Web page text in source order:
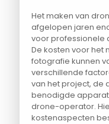
Het maken van
afgelopen jaren
voor professionele
De kosten voor het
fotografie kunnen
verschillende
van het project, de
benodigde
drone-operator.
kostenaspecten